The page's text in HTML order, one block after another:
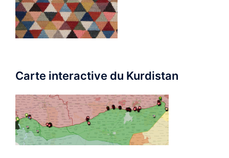
Carte interactive du Kurdistan